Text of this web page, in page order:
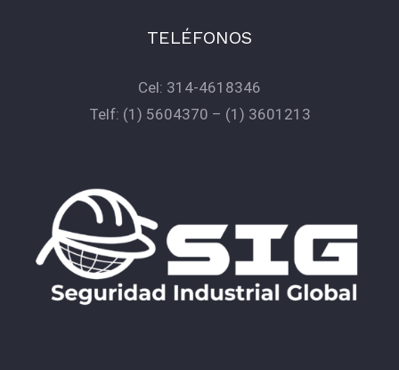
TELÉFONOS
Cel: 314-4618346
Telf: (1) 5604370 – (1) 3601213